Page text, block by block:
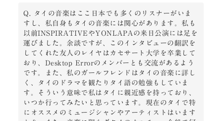
Q. タイの音楽はここ日本でも多くのリスナーがいま
すし、私自身もタイの音楽には関心があります。私も
以前INSPIRATIVEやYONLAPAの来日公演には足を
運びました。余談ですが、このインタビューの翻訳を
してくれた友人のレイヤはカセサート大学を卒業して
おり、Desktop Errorのメンバーとも交流があるよう
です。また、私のガールフレンドはタイの音楽に詳し
く、タイのドラマを観たりタイ語の勉強もしていま
す。そういう意味で私はタイに親近感を持っており、
いつか行ってみたいと思っています。現在のタイで特
にオススメのミュージシャンやアーティストはいます